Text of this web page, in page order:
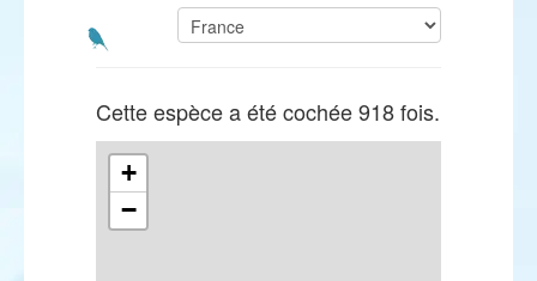
Cette espèce a été cochée 918 fois.
+
−